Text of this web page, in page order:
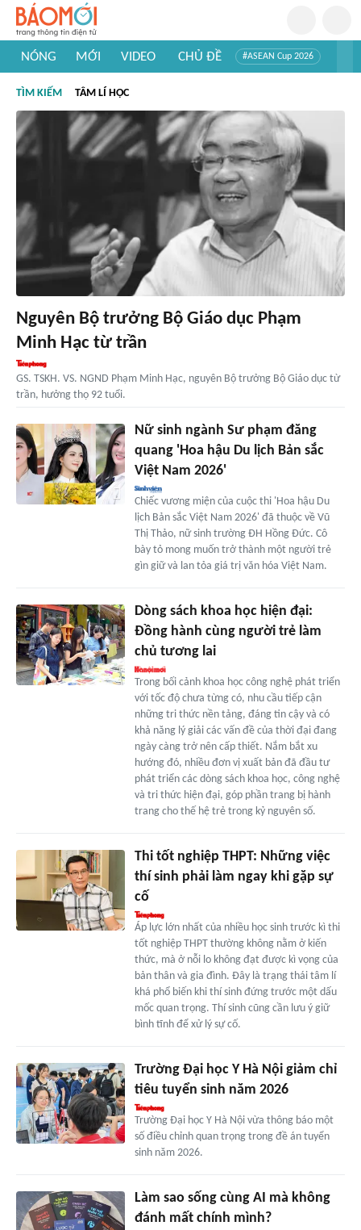
NÓNG MỚI VIDEO CHỦ ĐỀ #ASEAN Cup 2026
#Khám phá thế giới
TÌM KIẾM TÂM LÍ HỌC
Nguyên Bộ trưởng Bộ Giáo dục Phạm
Minh Hạc từ trần
GS. TSKH. VS. NGND Phạm Minh Hạc, nguyên Bộ trưởng Bộ Giáo dục từ
trần, hưởng thọ 92 tuổi.
Nữ sinh ngành Sư phạm đăng
quang 'Hoa hậu Du lịch Bản sắc
Việt Nam 2026'
Chiếc vương miện của cuộc thi 'Hoa hậu Du
lịch Bản sắc Việt Nam 2026' đã thuộc về Vũ
Thị Thảo, nữ sinh trường ĐH Hồng Đức. Cô
bày tỏ mong muốn trở thành một người trẻ
gìn giữ và lan tỏa giá trị văn hóa Việt Nam.
Dòng sách khoa học hiện đại:
Đồng hành cùng người trẻ làm
chủ tương lai
Trong bối cảnh khoa học công nghệ phát triển
với tốc độ chưa từng có, nhu cầu tiếp cận
những tri thức nền tảng, đáng tin cậy và có
khả năng lý giải các vấn đề của thời đại đang
ngày càng trở nên cấp thiết. Nắm bắt xu
hướng đó, nhiều đơn vị xuất bản đã đầu tư
phát triển các dòng sách khoa học, công nghệ
và tri thức hiện đại, góp phần trang bị hành
trang cho thế hệ trẻ trong kỷ nguyên số.
Thi tốt nghiệp THPT: Những việc
thí sinh phải làm ngay khi gặp sự
cố
Áp lực lớn nhất của nhiều học sinh trước kì thi
tốt nghiệp THPT thường không nằm ở kiến
thức, mà ở nỗi lo không đạt được kì vọng của
bản thân và gia đình. Đây là trạng thái tâm lí
khá phổ biến khi thí sinh đứng trước một dấu
mốc quan trọng. Thí sinh cũng cần lưu ý giữ
bình tĩnh để xử lý sự cố.
Trường Đại học Y Hà Nội giảm chỉ
tiêu tuyển sinh năm 2026
Trường Đại học Y Hà Nội vừa thông báo một
số điều chỉnh quan trọng trong đề án tuyển
sinh năm 2026.
Làm sao sống cùng AI mà không
đánh mất chính mình?